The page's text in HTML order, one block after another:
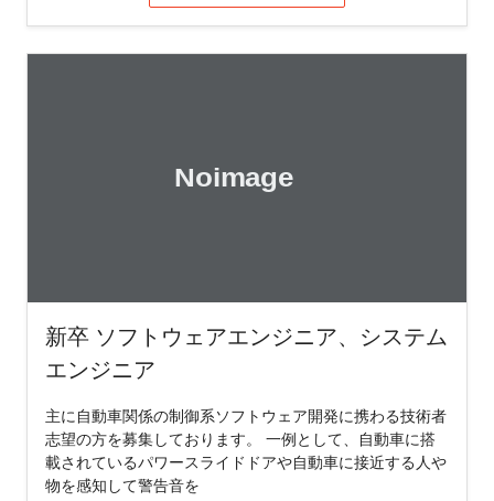
新卒 ソフトウェアエンジニア、システム
エンジニア
主に自動車関係の制御系ソフトウェア開発に携わる技術者
志望の方を募集しております。 一例として、自動車に搭
載されているパワースライドドアや自動車に接近する人や
物を感知して警告音を